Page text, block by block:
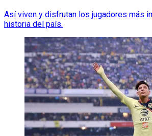
Así viven y disfrutan los jugadores más
historia del país.